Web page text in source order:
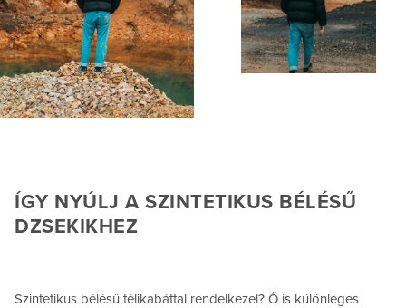
ÍGY NYÚLJ A SZINTETIKUS BÉLÉSŰ
DZSEKIKHEZ
Szintetikus bélésű télikabáttal rendelkezel? Ő is különleges